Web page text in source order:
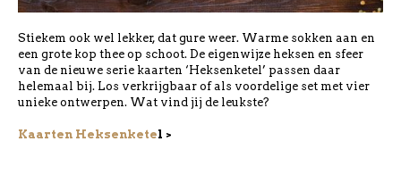
Stiekem ook wel lekker, dat gure weer. Warme sokken aan en
een grote kop thee op schoot. De eigenwijze heksen en sfeer
van de nieuwe serie kaarten ‘Heksenketel’ passen daar
helemaal bij. Los verkrijgbaar of als voordelige set met vier
unieke ontwerpen. Wat vind jij de leukste?
Kaarten Heksenketel >